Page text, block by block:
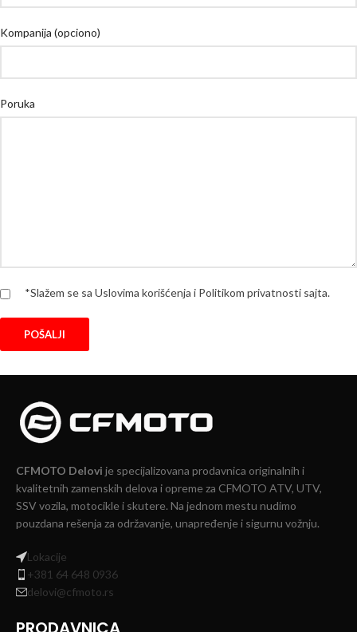
Kompanija (opciono)
Poruka
*Slažem se sa Uslovima korišćenja i Politikom privatnosti sajta.
CFMOTO Delovi je specijalizovana prodavnica originalnih i
kvalitetnih zamenskih delova i opreme za CFMOTO ATV, UTV,
SSV vozila, motocikle i skutere. Na jednom mestu nudimo
pouzdana rešenja za održavanje, unapređenje i sigurnu vožnju.
Lokacije
+381 64 648 0936
delovi@cfmoto.rs